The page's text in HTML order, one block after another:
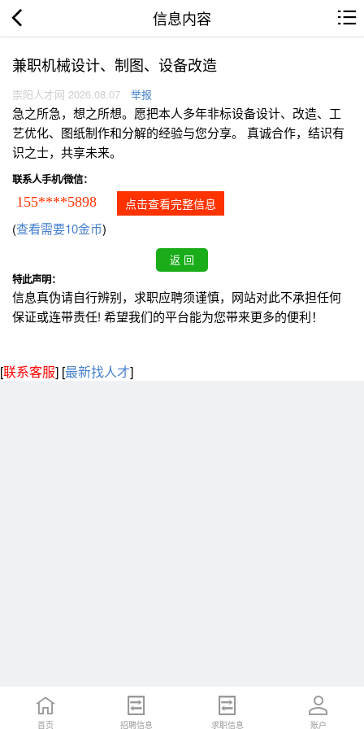
信息内容
兼职机械设计、制图、设备改造
崇阳人才网 2026.08.07 举报
急之所急，想之所想。愿把本人多年非标设备设计、改造、工
艺优化、图纸制作和分解的经验与您分享。 真诚合作，结识有
识之士，共享未来。
联系人手机/微信：
155****5898 点击查看完整信息
(查看需要10金币)
特此声明：
信息真伪请自行辨别，求职应聘须谨慎，网站对此不承担任何
保证或连带责任! 希望我们的平台能为您带来更多的便利！
[联系客服] [最新找人才]
首页 招聘信息 求职信息 账户